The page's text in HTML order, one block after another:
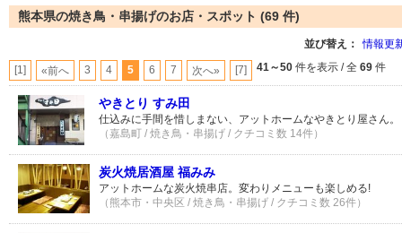
熊本県の焼き鳥・串揚げのお店・スポット (69 件)
並び替え： 情報更
[1] «前へ 3 4 5 6 7 次へ» [7] 41～50 件を表示 / 全 69 件
やきとり すみ田
仕込みに手間を惜しまない、アットホームなやきとり屋さん。
（嘉島町 / 焼き鳥・串揚げ / クチコミ数 14件）
炭火焼居酒屋 福みみ
アットホームな炭火焼串店。変わりメニューも楽しめる!
（熊本市・中央区 / 焼き鳥・串揚げ / クチコミ数 26件）